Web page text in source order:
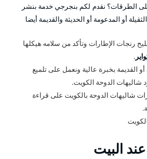
الطرقات؟ نقدم لكم بنجرجي خدمة بنشر
أو المدعومة أو الحديثة والقديمة أيضا
رنجات الإطارات وتأكد من سلامه هيكلها
.
القديمة بخبرة عالية ونعمل على تلميع
شاليهات الدوحة الكويت.
شاليهات الدوحة بالكويت على قراءة
البيت